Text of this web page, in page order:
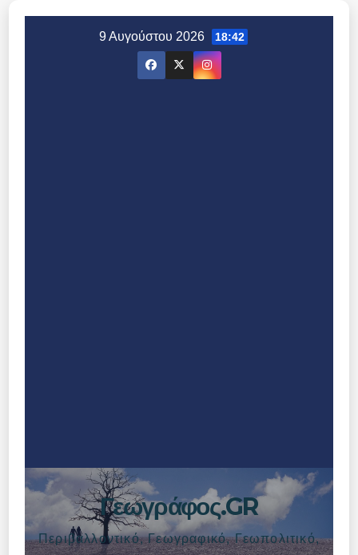
9 Αυγούστου 2026 18:42
Γεωγράφος.GR
Περιβαλλοντικό, Γεωγραφικό, Γεωπολιτικό,